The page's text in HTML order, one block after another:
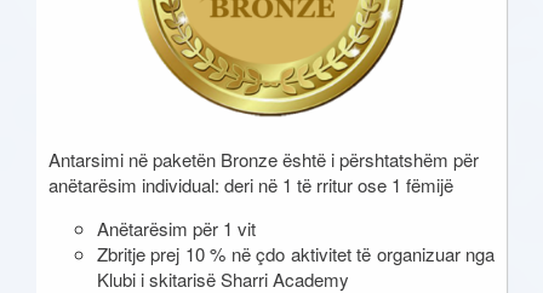
Antarsimi në paketën Bronze është i përshtatshëm për
anëtarësim individual: deri në 1 të rritur ose 1 fëmijë
Anëtarësim për 1 vit
Zbritje prej 10 % në çdo aktivitet të organizuar nga
Klubi i skitarisë Sharri Academy